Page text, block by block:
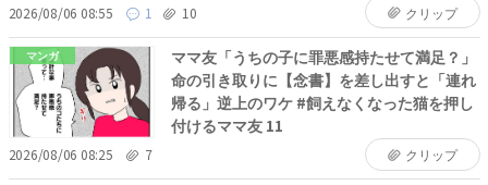
2026/08/06 08:55 1 10 クリップ
マンガ
ママ友「うちの子に罪悪感持たせて満足？」
命の引き取りに【念書】を差し出すと「連れ
帰る」逆上のワケ #飼えなくなった猫を押し
付けるママ友 11
2026/08/06 08:25 7 クリップ